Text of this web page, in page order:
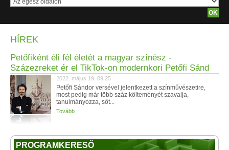
HÍREK
Petőfiként éli fél életét a magyar színész -
Százezreket ér el TikTok-on modernkori Petőfi Sánd
2022. május 19. 09:25
Petőfi Sándor versével jelentkezett a színművészetire,
most pedig már több száz költeményét szavalja,
tanulmányozza, sőt...
Tovább
PROGRAMKERESŐ